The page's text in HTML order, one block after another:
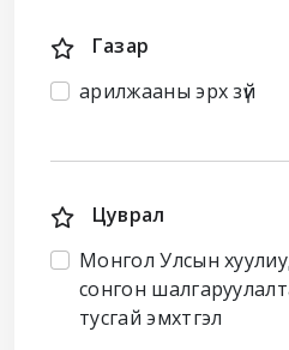
Газар
арилжааны эрх зүй
Цуврал
Монгол Улсын
сонгон
тусгай эмхтгэл